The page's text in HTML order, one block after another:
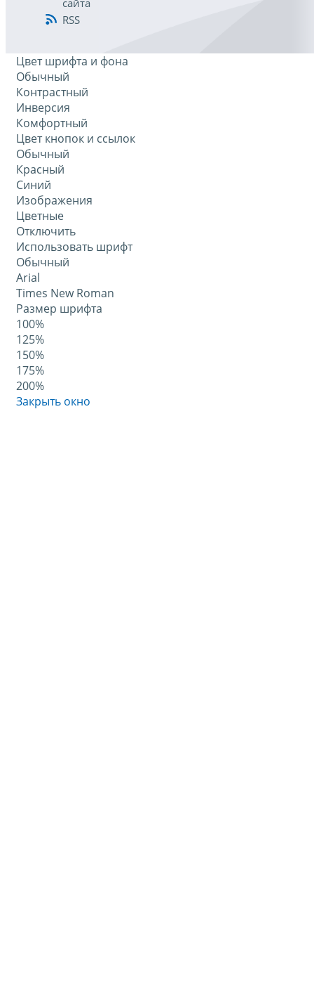
сайта
RSS
Цвет шрифта и фона
Обычный
Контрастный
Инверсия
Комфортный
Цвет кнопок и ссылок
Обычный
Красный
Синий
Изображения
Цветные
Отключить
Использовать шрифт
Обычный
Arial
Times New Roman
Размер шрифта
100%
125%
150%
175%
200%
Закрыть окно